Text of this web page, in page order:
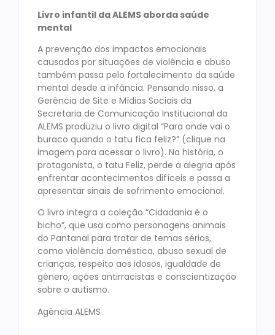
Livro infantil da ALEMS aborda saúde
mental
A prevenção dos impactos emocionais
causados por situações de violência e abuso
também passa pelo fortalecimento da saúde
mental desde a infância. Pensando nisso, a
Gerência de Site e Mídias Sociais da
Secretaria de Comunicação Institucional da
ALEMS produziu o livro digital “Para onde vai o
buraco quando o tatu fica feliz?” (clique na
imagem para acessar o livro). Na história, o
protagonista, o tatu Feliz, perde a alegria após
enfrentar acontecimentos difíceis e passa a
apresentar sinais de sofrimento emocional.
O livro integra a coleção “Cidadania é o
bicho”, que usa como personagens animais
do Pantanal para tratar de temas sérios,
como violência doméstica, abuso sexual de
crianças, respeito aos idosos, igualdade de
gênero, ações antirracistas e conscientização
sobre o autismo.
Agência ALEMS